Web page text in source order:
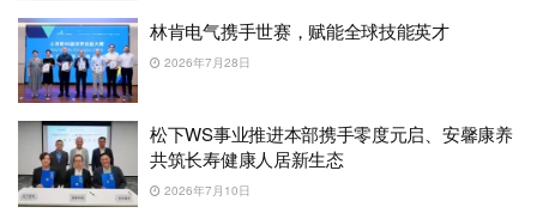
林肯电气携手世赛，赋能全球技能英才
2026年7月28日
松下WS事业推进本部携手零度元启、安馨康养
共筑长寿健康人居新生态
2026年7月10日